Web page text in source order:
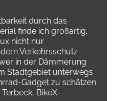
durch das
finde ich großartig.
nicht nur
Verkehrsschutz
in der Dämmerung
Stadtgebiet unterwegs
Gadget zu schätzen
BikeX-